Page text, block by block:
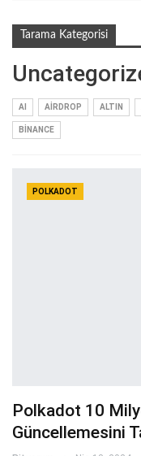
Tarama Kategorisi
AI AIRDROP ALTIN
BINANCE
POLKADOT
Polkadot 10
Güncellemesini